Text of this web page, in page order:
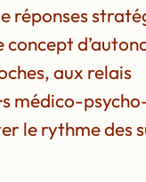
réponses
concept
aux relais
médico-
le rythme des